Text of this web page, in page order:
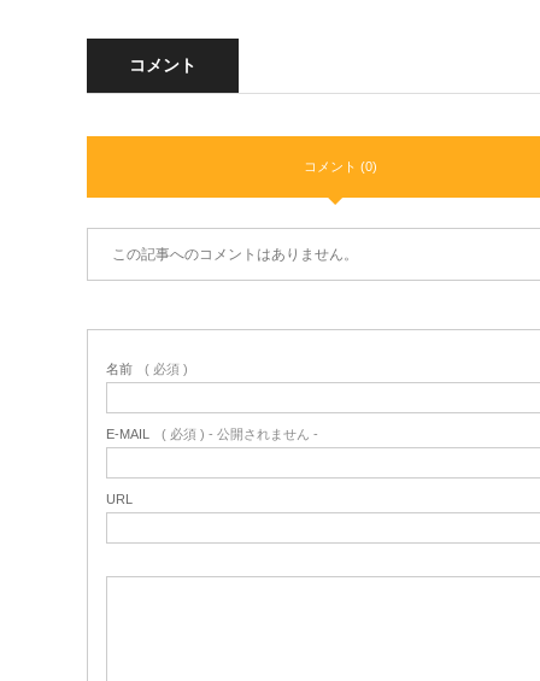
コメント
コメント (0)
この記事へのコメントはありません。
名前 ( 必須 )
E-MAIL ( 必須 ) - 公開されません -
URL